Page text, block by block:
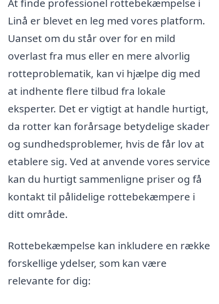
At finde professionel rottebekæmpelse i
Linå er blevet en leg med vores platform.
Uanset om du står over for en mild
overlast fra mus eller en mere alvorlig
rotteproblematik, kan vi hjælpe dig med
at indhente flere tilbud fra lokale
eksperter. Det er vigtigt at handle hurtigt,
da rotter kan forårsage betydelige skader
og sundhedsproblemer, hvis de får lov at
etablere sig. Ved at anvende vores service
kan du hurtigt sammenligne priser og få
kontakt til pålidelige rottebekæmpere i
ditt område.
Rottebekæmpelse kan inkludere en række
forskellige ydelser, som kan være
relevante for dig: